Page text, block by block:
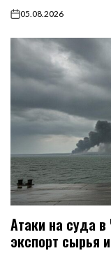
on05.08.2026
Атаки на суда
экспорт сырья